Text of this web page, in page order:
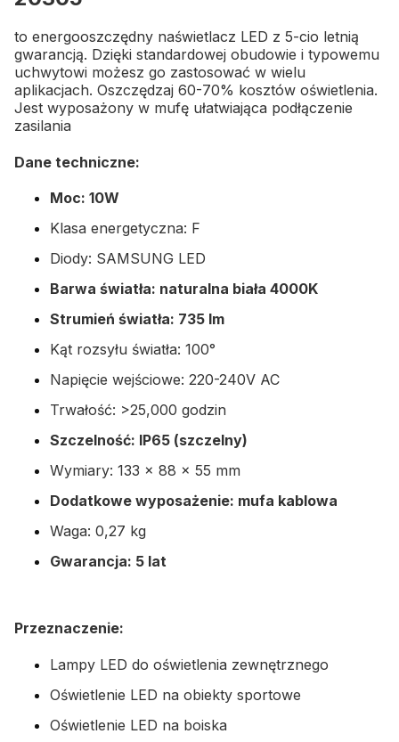
to energooszczędny naświetlacz LED z 5-cio letnią
gwarancją. Dzięki standardowej obudowie i typowemu
uchwytowi możesz go zastosować w wielu
aplikacjach. Oszczędzaj 60-70% kosztów oświetlenia.
Jest wyposażony w mufę ułatwiająca podłączenie
zasilania
Dane techniczne:
Moc: 10W
Klasa energetyczna: F
Diody: SAMSUNG LED
Barwa światła: naturalna biała 4000K
Strumień światła: 735 lm
Kąt rozsyłu światła: 100°
Napięcie wejściowe: 220-240V AC
Trwałość: >25,000 godzin
Szczelność: IP65 (szczelny)
Wymiary: 133 x 88 x 55 mm
Dodatkowe wyposażenie: mufa kablowa
Waga: 0,27 kg
Gwarancja: 5 lat
Przeznaczenie:
Lampy LED do oświetlenia zewnętrznego
Oświetlenie LED na obiekty sportowe
Oświetlenie LED na boiska